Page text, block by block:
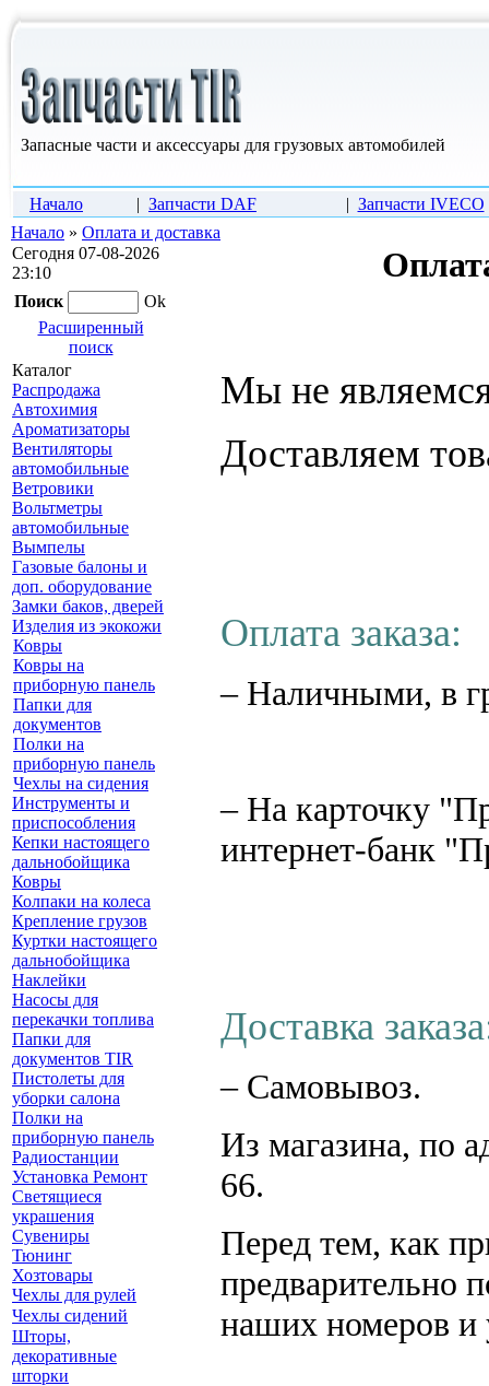
Запасные части и аксессуары для грузовых автомобилей
Начало | Запчасти DAF | Запчасти IVECO
Начало » Оплата и доставка
Сегодня 07-08-2026
23:10
Поиск
Ok
Расширенный
поиск
Каталог
Распродажа
Автохимия
Ароматизаторы
Вентиляторы
автомобильные
Ветровики
Вольтметры
автомобильные
Вымпелы
Газовые балоны и
доп. оборудование
Замки баков, дверей
Изделия из экокожи
Ковры
Ковры на
приборную панель
Папки для
документов
Полки на
приборную панель
Чехлы на сидения
Инструменты и
приспособления
Кепки настоящего
дальнобойщика
Ковры
Колпаки на колеса
Крепление грузов
Куртки настоящего
дальнобойщика
Наклейки
Насосы для
перекачки топлива
Папки для
документов TIR
Пистолеты для
уборки салона
Полки на
приборную панель
Радиостанции
Установка Ремонт
Светящиеся
украшения
Сувениры
Тюнинг
Хозтовары
Чехлы для рулей
Чехлы сидений
Шторы,
декоративные
шторки
Мы не
Доставляем
Оплата заказа:
– Наличными, в
– На карточку
интернет-банк
Доставка
– Самовывоз.
Из магазина, по
66.
Перед тем, как
предварительно
наших номеров и